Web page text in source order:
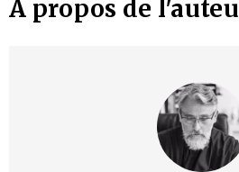
À propos de